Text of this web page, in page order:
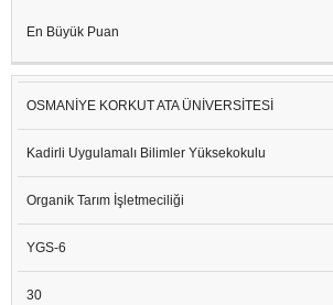
En Büyük Puan
OSMANİYE KORKUT ATA ÜNİVERSİTESİ
Kadirli Uygulamalı Bilimler Yüksekokulu
Organik Tarım İşletmeciliği
YGS-6
30